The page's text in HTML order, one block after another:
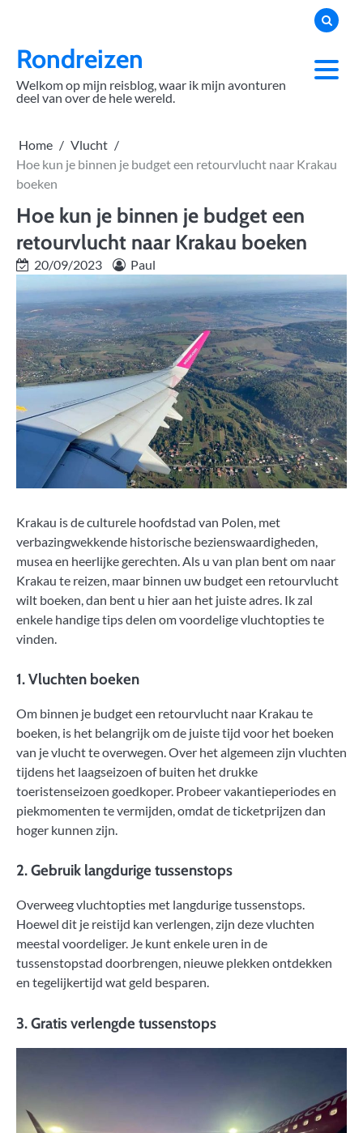
contentRondreizen
Welkom op mijn reisblog, waar ik mijn avonturen
deel van over de hele wereld.
Home
Vlucht
Hoe kun je binnen je budget een retourvlucht naar Krakau
boeken
Hoe kun je binnen je budget een
retourvlucht naar Krakau boeken
20/09/2023 Paul
Krakau is de culturele hoofdstad van Polen, met
verbazingwekkende historische bezienswaardigheden,
musea en heerlijke gerechten. Als u van plan bent om naar
Krakau te reizen, maar binnen uw budget een retourvlucht
wilt boeken, dan bent u hier aan het juiste adres. Ik zal
enkele handige tips delen om voordelige vluchtopties te
vinden.
1. Vluchten boeken
Om binnen je budget een retourvlucht naar Krakau te
boeken, is het belangrijk om de juiste tijd voor het boeken
van je vlucht te overwegen. Over het algemeen zijn vluchten
tijdens het laagseizoen of buiten het drukke
toeristenseizoen goedkoper. Probeer vakantieperiodes en
piekmomenten te vermijden, omdat de ticketprijzen dan
hoger kunnen zijn.
2. Gebruik langdurige tussenstops
Overweeg vluchtopties met langdurige tussenstops.
Hoewel dit je reistijd kan verlengen, zijn deze vluchten
meestal voordeliger. Je kunt enkele uren in de
tussenstopstad doorbrengen, nieuwe plekken ontdekken
en tegelijkertijd wat geld besparen.
3. Gratis verlengde tussenstops